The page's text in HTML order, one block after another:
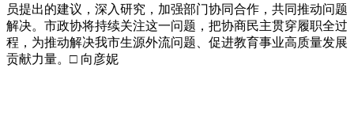
员提出的建议，深入研究，加强部门协同合作，共同推动问题
解决。市政协将持续关注这一问题，把协商民主贯穿履职全过
程，为推动解决我市生源外流问题、促进教育事业高质量发展
贡献力量。□ 向彦妮